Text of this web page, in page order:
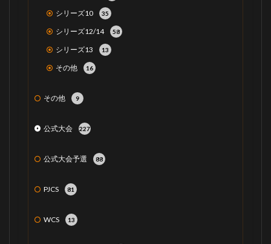
シリーズ10 35
シリーズ12/14 58
シリーズ13 13
その他 16
その他 9
公式大会 227
公式大会予選 88
PJCS 81
WCS 13